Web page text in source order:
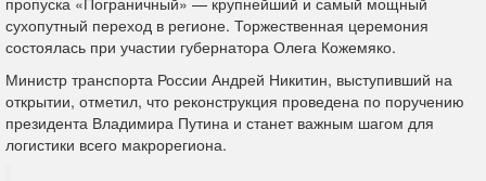
сухопутный переход в регионе. Торжественная церемония
состоялась при участии губернатора Олега Кожемяко.
Министр транспорта России Андрей Никитин, выступивший на
открытии, отметил, что реконструкция проведена по поручению
президента Владимира Путина и станет важным шагом для
логистики всего макрорегиона.